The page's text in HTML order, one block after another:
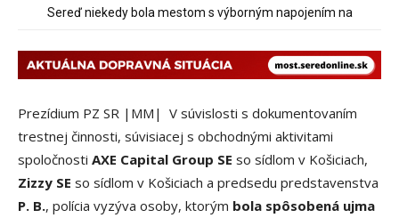
Sereď niekedy bola mestom s výborným napojením na
Pri venčení na Jesenského ulici mal usmrtiť psíka vlčiak, ktorý
Prezídium PZ SR |MM| V súvislosti s dokumentovaním
trestnej činnosti, súvisiacej s obchodnými aktivitami
spoločnosti AXE Capital Group SE so sídlom v Košiciach,
Zizzy SE so sídlom v Košiciach a predsedu predstavenstva
P. B., polícia vyzýva osoby, ktorým bola spôsobená ujma